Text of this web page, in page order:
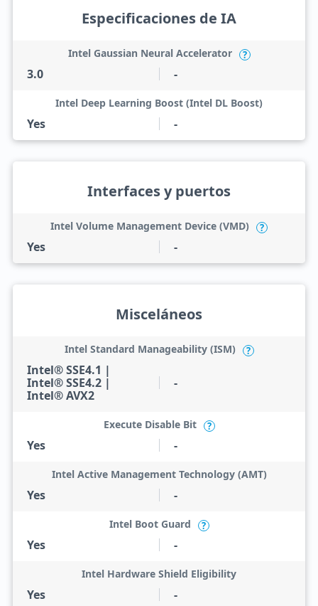
Especificaciones de IA
3.0
Intel Gaussian Neural Accelerator ?
-
Yes
Intel Deep Learning Boost (Intel DL Boost)
-
Interfaces y puertos
Yes
Intel Volume Management Device (VMD) ?
-
Misceláneos
Intel® SSE4.1 |
Intel® SSE4.2 |
Intel® AVX2
Intel Standard Manageability (ISM) ?
-
Yes
Execute Disable Bit ?
-
Yes
Intel Active Management Technology (AMT)
-
Yes
Intel Boot Guard ?
-
Yes
Intel Hardware Shield Eligibility
-